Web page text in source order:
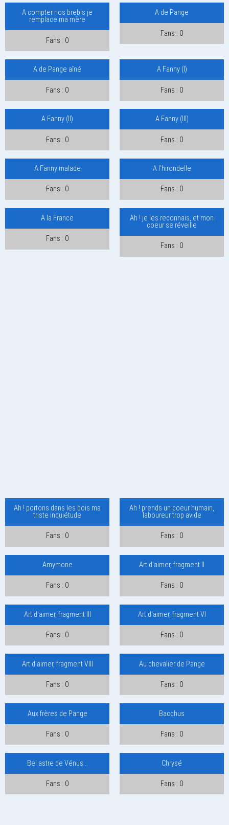
A compter nos brebis je
remplace ma mère
Fans : 0
A de Pange
Fans : 0
A de Pange aîné
Fans : 0
A Fanny (I)
Fans : 0
A Fanny (II)
Fans : 0
A Fanny (III)
Fans : 0
A Fanny malade
Fans : 0
A l'hirondelle
Fans : 0
A la France
Fans : 0
Ah ! je les reconnais, et mon
coeur se réveille
Fans : 0
Ah ! portons dans les bois ma
triste inquiétude
Fans : 0
Ah ! prends un coeur humain,
laboureur trop avide
Fans : 0
Amymone
Fans : 0
Art d'aimer, fragment II
Fans : 0
Art d'aimer, fragment III
Fans : 0
Art d'aimer, fragment VI
Fans : 0
Art d'aimer, fragment VIII
Fans : 0
Au chevalier de Pange
Fans : 0
Aux frères de Pange
Fans : 0
Bacchus
Fans : 0
Bel astre de Vénus...
Fans : 0
Chrysé
Fans : 0